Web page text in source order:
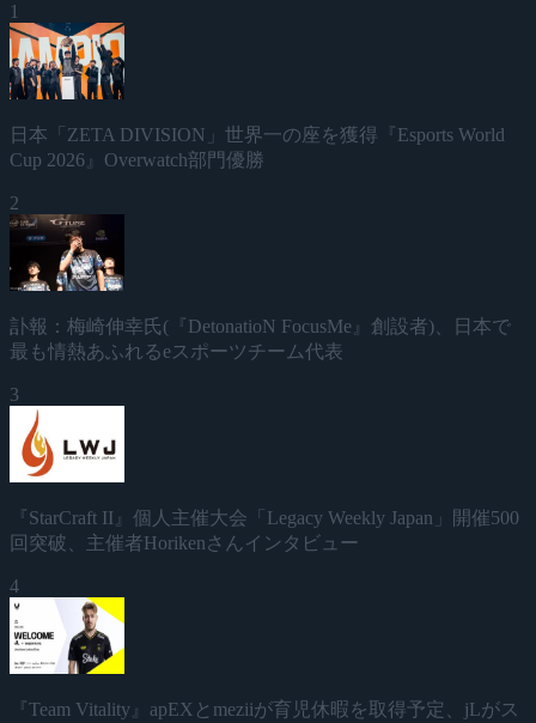
1
日本「ZETA DIVISION」世界一の座を獲得『Esports World
Cup 2026』Overwatch部門優勝
2
訃報：梅崎伸幸氏(『DetonatioN FocusMe』創設者)、日本で
最も情熱あふれるeスポーツチーム代表
3
『StarCraft II』個人主催大会「Legacy Weekly Japan」開催500
回突破、主催者Horikenさんインタビュー
4
『Team Vitality』apEXとmeziiが育児休暇を取得予定、jLがス